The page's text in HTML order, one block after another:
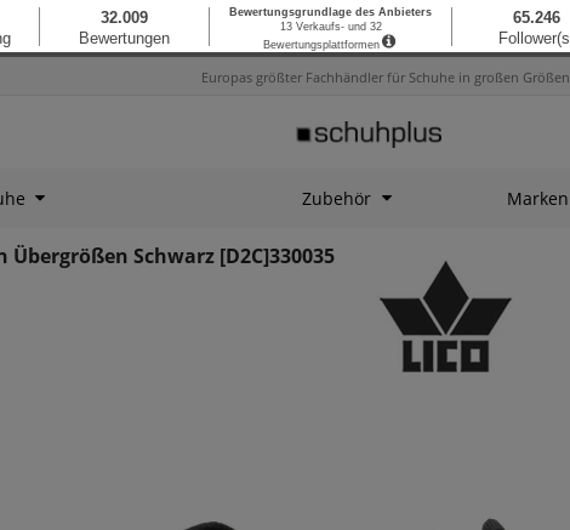
Europas größter Fachhändler für Schuhe in großen Größen
Zubehör Marken
Übergrößen Schwarz [D2C]330035